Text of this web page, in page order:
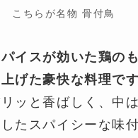
こちらが名物 骨付鳥
イスが効いた鶏の
げた豪快な料理で
ッと香ばしく、中
たスパイシーな味